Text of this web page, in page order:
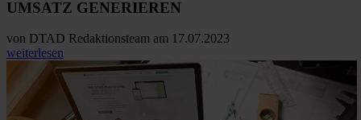
UMSATZ GENERIEREN
von DTAD Redaktionsteam am 17.07.2023
weiterlesen